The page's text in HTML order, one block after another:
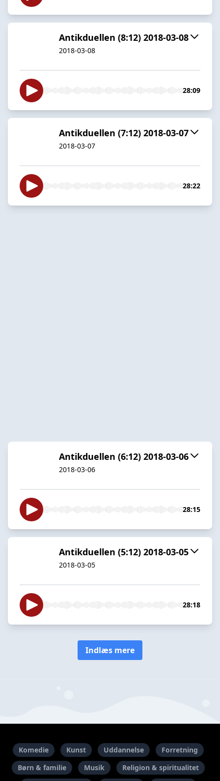
Antikduellen (8:12) 2018-03-08
2018-03-08
28:09
Antikduellen (7:12) 2018-03-07
2018-03-07
28:22
Antikduellen (6:12) 2018-03-06
2018-03-06
28:15
Antikduellen (5:12) 2018-03-05
2018-03-05
28:18
Indlæs mere
Komedie Kunst Uddannelse
Forretning
Børn & familie
Musik
Religion & spiritualitet